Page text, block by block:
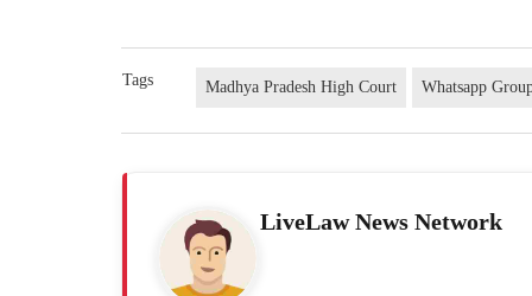
Tags Madhya Pradesh High Court Whatsapp
LiveLaw News Network